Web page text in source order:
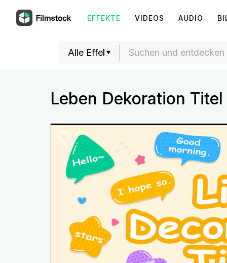
EFFEKTE VIDEOS AUDIO
Leben Dekoration Titel